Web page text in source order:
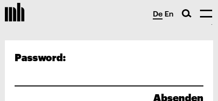
De En
Password:
Absenden